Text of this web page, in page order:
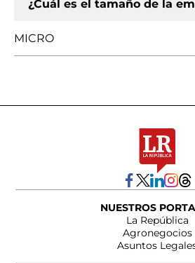
¿Cuál es el tamaño de la
MICRO
NUESTROS
La República
Agronegocios
Asuntos